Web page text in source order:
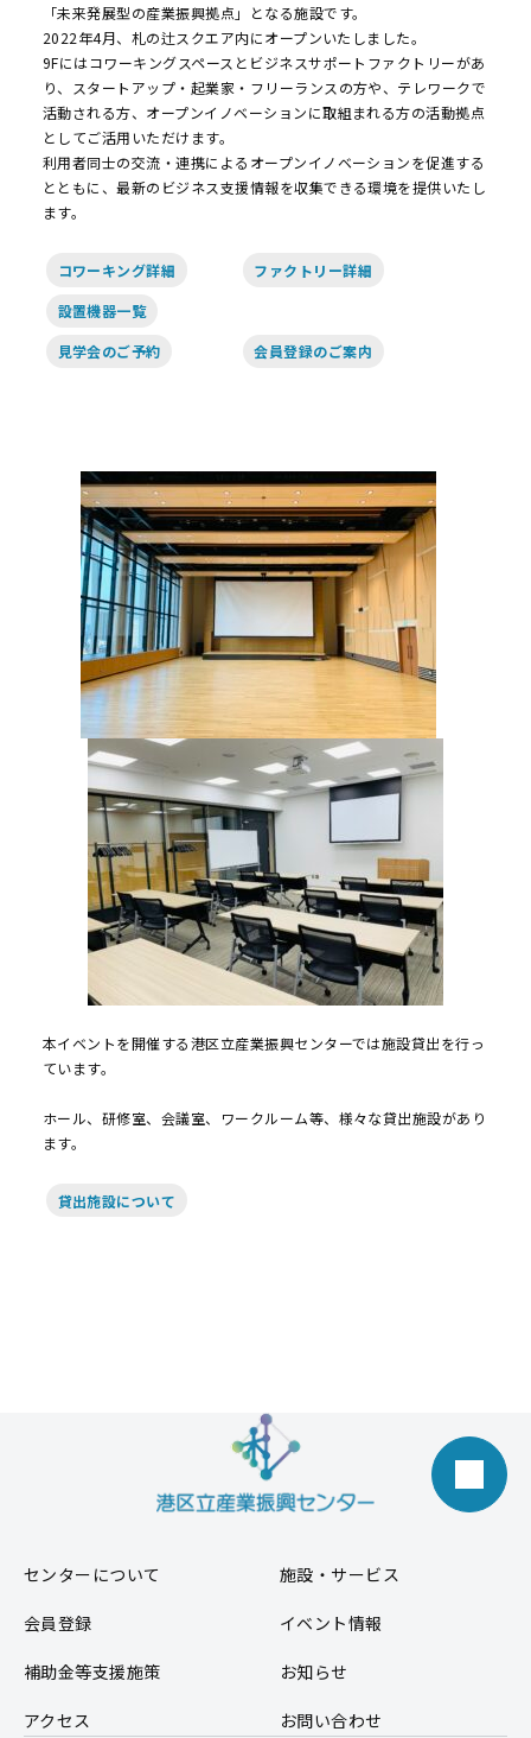
「未来発展型の産業振興拠点」となる施設です。
2022年4月、札の辻スクエア内にオープンいたしました。
9Fにはコワーキングスペースとビジネスサポートファクトリーがあ
り、スタートアップ・起業家・フリーランスの方や、テレワークで
活動される方、オープンイノベーションに取組まれる方の活動拠点
としてご活用いただけます。
利用者同士の交流・連携によるオープンイノベーションを促進する
とともに、最新のビジネス支援情報を収集できる環境を提供いたし
ます。
コワーキング詳細 ファクトリー詳細
設置機器一覧
見学会のご予約 会員登録のご案内
本イベントを開催する港区立産業振興センターでは施設貸出を行っ
ています。
ホール、研修室、会議室、ワークルーム等、様々な貸出施設があり
ます。
貸出施設について
センターについて 施設・サービス
会員登録 イベント情報
補助金等支援施策 お知らせ
アクセス お問い合わせ